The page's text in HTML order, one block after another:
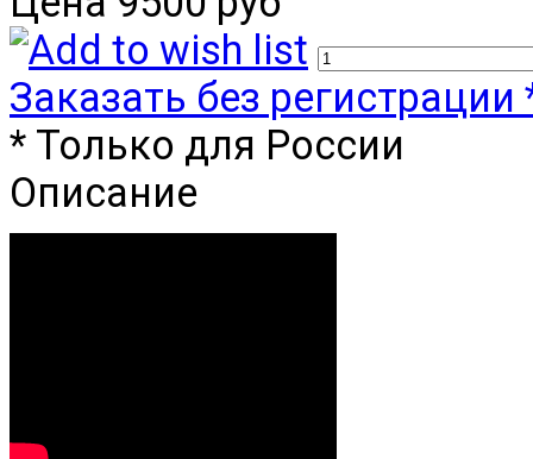
Заказать без регистрации
* Только для России
Описание